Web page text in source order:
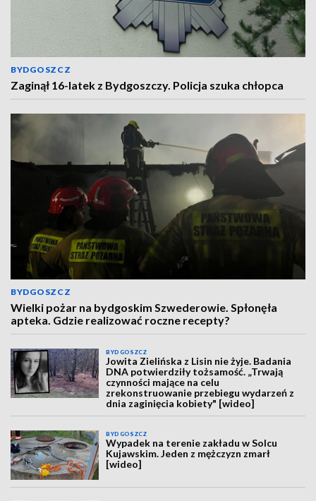
BYDGOSZCZ
Zaginął 16-latek z Bydgoszczy. Policja szuka chłopca
BYDGOSZCZ
Wielki pożar na bydgoskim Szwederowie. Spłonęła
apteka. Gdzie realizować roczne recepty?
BYDGOSZCZ
Jowita Zielińska z Lisin nie żyje. Badania
DNA potwierdziły tożsamość. „Trwają
czynności mające na celu
zrekonstruowanie przebiegu wydarzeń z
dnia zaginięcia kobiety" [wideo]
BYDGOSZCZ
Wypadek na terenie zakładu w Solcu
Kujawskim. Jeden z mężczyzn zmarł
[wideo]